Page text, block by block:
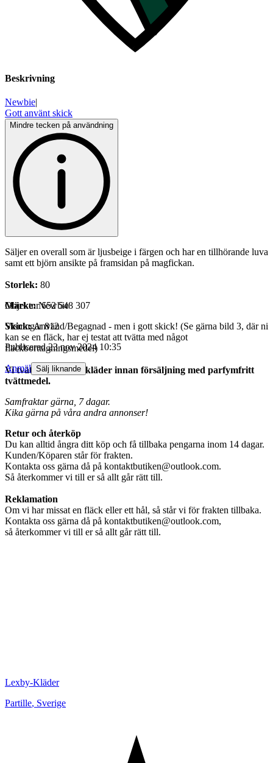
Beskrivning
Newbie|
Gott använt skick
Mindre tecken på användning
Säljer en overall som är ljusbeige i färgen och har en tillhörande luva
samt ett björn ansikte på framsidan på magfickan.
Storlek: 80
Märke:Newbie
Skick:Använd/Begagnad - men i gott skick! (Se gärna bild 3, där ni
kan se en fläck, har ej testat att tvätta med något
fläckborttagningsmedel)
Vi tvättar själv alla kläder innan försäljning med parfymfritt
tvättmedel.
Samfraktar gärna, 7 dagar.
Kika gärna på våra andra annonser!
Retur och återköp
Du kan alltid ångra ditt köp och få tillbaka pengarna inom 14 dagar.
Kunden/Köparen står för frakten.
Kontakta oss gärna då på kontaktbutiken@outlook.com.
Så återkommer vi till er så allt går rätt till.
Reklamation
Om vi har missat en fläck eller ett hål, så står vi för frakten tillbaka.
Kontakta oss gärna då på kontaktbutiken@outlook.com,
så återkommer vi till er så allt går rätt till.
Objektnr 652 548 307
Visningar 812
Publicerad 23 nov 2024 10:35
Anmäl Sälj liknande
Lexby-Kläder
Partille, Sverige